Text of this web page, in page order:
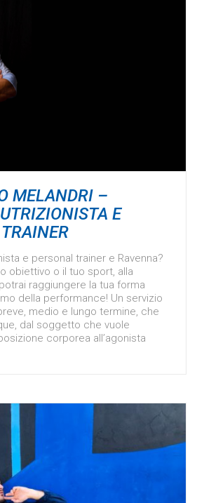
MELANDRI –
E
e personal trainer e Ravenna?
obiettivo o il tuo sport, alla
raggiungere la tua forma
della performance! Un servizio
medio e lungo termine, che
dal soggetto che vuole
corporea all’agonista